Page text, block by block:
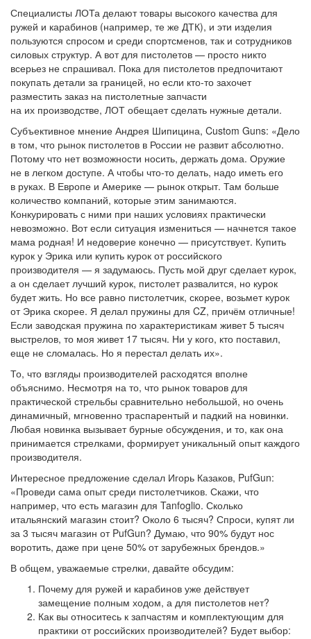
Специалисты ЛОТа делают товары высокого качества для
ружей и карабинов (например, те же ДТК), и эти изделия
пользуются спросом и среди спортсменов, так и сотрудников
силовых структур. А вот для пистолетов — просто никто
всерьез не спрашивал. Пока для пистолетов предпочитают
покупать детали за границей, но если кто-то захочет
разместить заказ на пистолетные запчасти
на их производстве, ЛОТ обещает сделать нужные детали.
Субъективное мнение Андрея Шипицина, Custom Guns: «Дело
в том, что рынок пистолетов в России не развит абсолютно.
Потому что нет возможности носить, держать дома. Оружие
не в легком доступе. А чтобы что-то делать, надо иметь его
в руках. В Европе и Америке — рынок открыт. Там больше
количество компаний, которые этим занимаются.
Конкурировать с ними при наших условиях практически
невозможно. Вот если ситуация измениться — начнется такое
мама родная! И недоверие конечно — присутствует. Купить
курок у Эрика или купить курок от российского
производителя — я задумаюсь. Пусть мой друг сделает курок,
а он сделает лучший курок, пистолет развалится, но курок
будет жить. Но все равно пистолетчик, скорее, возьмет курок
от Эрика скорее. Я делал пружины для CZ, причём отличные!
Если заводская пружина по характеристикам живет 5 тысяч
выстрелов, то моя живет 17 тысяч. Ни у кого, кто поставил,
еще не сломалась. Но я перестал делать их».
То, что взгляды производителей расходятся вполне
объяснимо. Несмотря на то, что рынок товаров для
практической стрельбы сравнительно небольшой, но очень
динамичный, мгновенно траспарентый и падкий на новинки.
Любая новинка вызывает бурные обсуждения, и то, как она
принимается стрелками, формирует уникальный опыт каждого
производителя.
Интересное предложение сделал Игорь Казаков, PufGun:
«Проведи сама опыт среди пистолетчиков. Скажи, что
например, что есть магазин для Tanfoglio. Сколько
итальянский магазин стоит? Около 6 тысяч? Спроси, купят ли
за 3 тысяч магазин от PufGun? Думаю, что 90% будут нос
воротить, даже при цене 50% от зарубежных брендов.»
В общем, уважаемые стрелки, давайте обсудим:
Почему для ружей и карабинов уже действует
замещение полным ходом, а для пистолетов нет?
Как вы относитесь к запчастям и комплектующим для
практики от российских производителей? Будет выбор: